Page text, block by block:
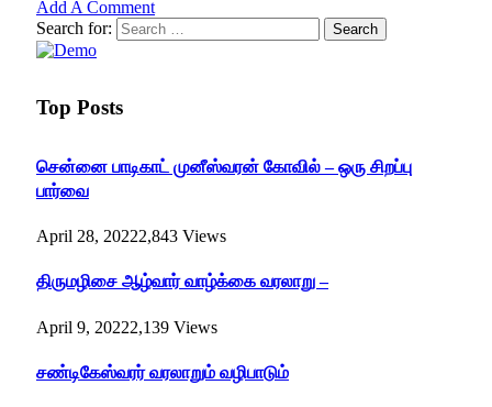
Add A Comment
Search for:
Top Posts
சென்னை பாடிகாட் முனீஸ்வரன் கோவில் – ஒரு சிறப்பு
பார்வை
April 28, 20222,843 Views
திருமழிசை ஆழ்வார் வாழ்க்கை வரலாறு –
April 9, 20222,139 Views
சண்டிகேஸ்வரர் வரலாறும் வழிபாடும்